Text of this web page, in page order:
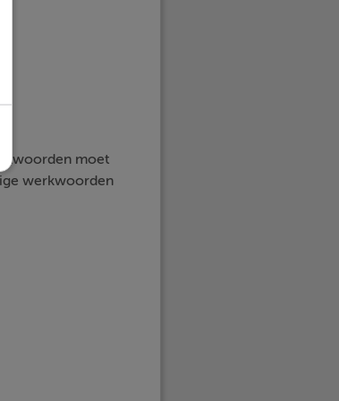
moet
werkwoorden